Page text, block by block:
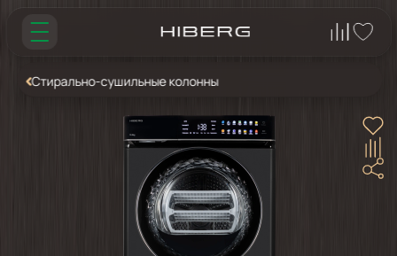
Стирально-сушильные колонны